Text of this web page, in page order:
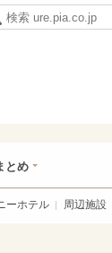
とめ
ーホテル 周辺施設